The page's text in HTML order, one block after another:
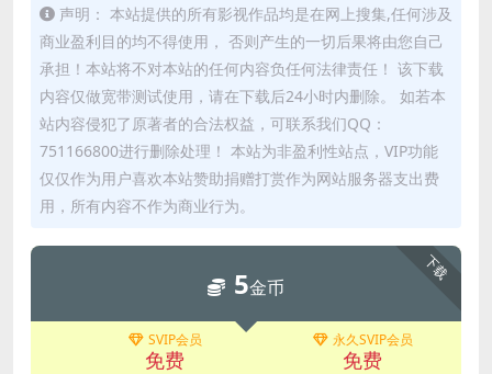
声明： 本站提供的所有影视作品均是在网上搜集,任何涉及
商业盈利目的均不得使用， 否则产生的一切后果将由您自己
承担！本站将不对本站的任何内容负任何法律责任！ 该下载
内容仅做宽带测试使用，请在下载后24小时内删除。 如若本
站内容侵犯了原著者的合法权益，可联系我们QQ：
751166800进行删除处理！ 本站为非盈利性站点，VIP功能
仅仅作为用户喜欢本站赞助捐赠打赏作为网站服务器支出费
用，所有内容不作为商业行为。
下载
5金币
SVIP会员
免费
永久SVIP会员
免费